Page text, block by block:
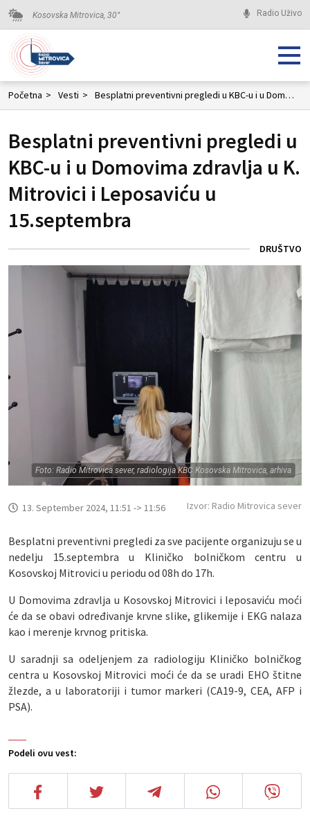
Kosovska Mitrovica, 30° Radio Uživo
Početna > Vesti > Besplatni preventivni pregledi u KBC-u i u Domovima zdravlja u K. Mitrovici i Leposaviću u 15.septembra
Besplatni preventivni pregledi u
KBC-u i u Domovima zdravlja u K.
Mitrovici i Leposaviću u
15.septembra
DRUŠTVO
Foto: Radio Mitrovica sever, radiologija KBC Kosovska Mitrovica, arhiva
Podeli ovu vest:
13. September 2024, 11:51 -> 11:56 Izvor: Radio Mitrovica sever
Besplatni preventivni pregledi za sve pacijente organizuju se u
nedelju 15.septembra u Kliničko bolničkom centru u
Kosovskoj Mitrovici u periodu od 08h do 17h.
U Domovima zdravlja u Kosovskoj Mitrovici i leposaviću moći
će da se obavi određivanje krvne slike, glikemije i EKG nalaza
kao i merenje krvnog pritiska.
U saradnji sa odeljenjem za radiologiju Kliničko bolničkog
centra u Kosovskoj Mitrovici moći će da se uradi EHO štitne
žlezde, a u laboratoriji i tumor markeri (CA19-9, CEA, AFP i
PSA).